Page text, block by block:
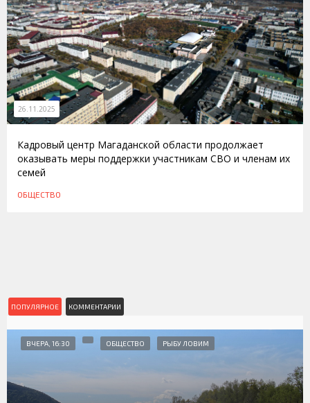
26.11.2025
Кадровый центр Магаданской области продолжает
оказывать меры поддержки участникам СВО и членам их
семей
ОБЩЕСТВО
ПОПУЛЯРНОЕ КОММЕНТАРИИ
ВЧЕРА, 16:30 ОБЩЕСТВО РЫБУ ЛОВИМ